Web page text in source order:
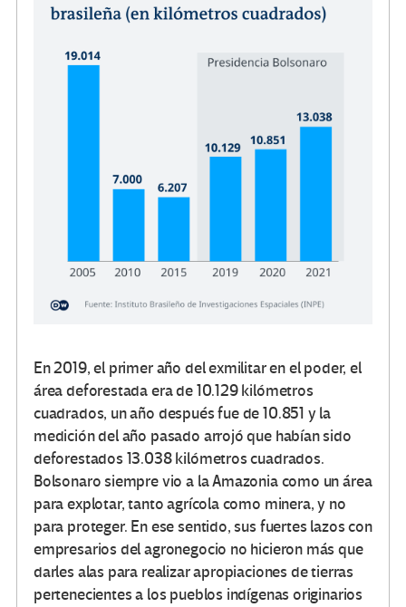
En 2019, el primer año del exmilitar en el poder, el
área deforestada era de 10.129 kilómetros
cuadrados, un año después fue de 10.851 y la
medición del año pasado arrojó que habían sido
deforestados 13.038 kilómetros cuadrados.
Bolsonaro siempre vio a la Amazonia como un área
para explotar, tanto agrícola como minera, y no
para proteger. En ese sentido, sus fuertes lazos con
empresarios del agronegocio no hicieron más que
darles alas para realizar apropiaciones de tierras
pertenecientes a los pueblos indígenas originarios